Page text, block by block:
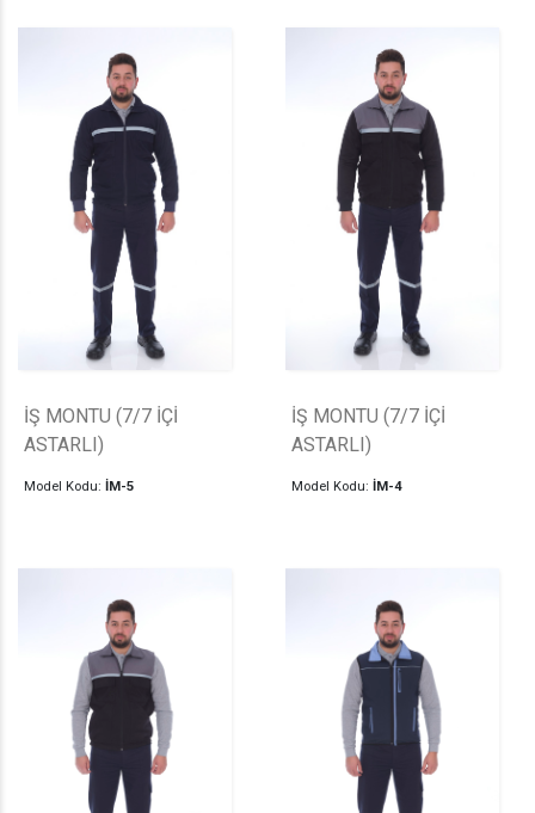
İŞ MONTU (7/7 İÇİ
ASTARLI)
Model Kodu: İM-5
İŞ MONTU (7/7 İÇİ
ASTARLI)
Model Kodu: İM-4